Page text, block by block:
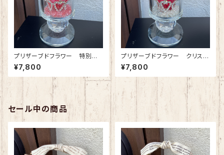
プリザーブドフラワー 特別な
日に特別な人へ クリスタルテ
ィアラ(プリンセスピンク)
¥7,800
プリザーブドフラワー クリスタ
ルティアラ(ローズピンク)
¥7,800
セール中の商品